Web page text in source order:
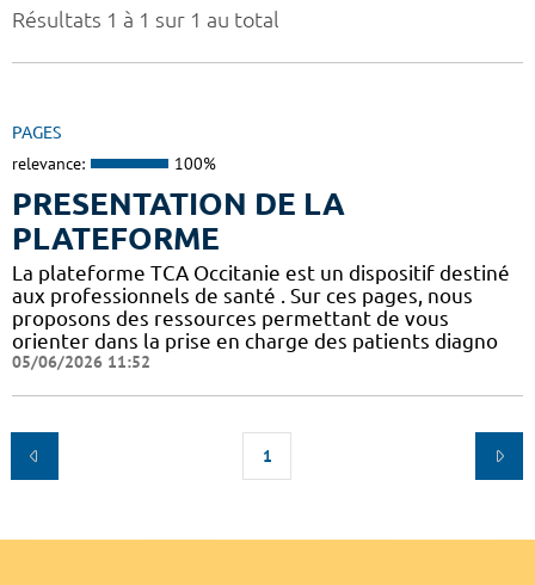
Résultats 1 à 1 sur 1 au total
PAGES
relevance: 100%
PRESENTATION DE LA
PLATEFORME
La plateforme TCA Occitanie est un dispositif destiné
aux professionnels de santé . Sur ces pages, nous
proposons des ressources permettant de vous
orienter dans la prise en charge des patients diagno
05/06/2026 11:52
1